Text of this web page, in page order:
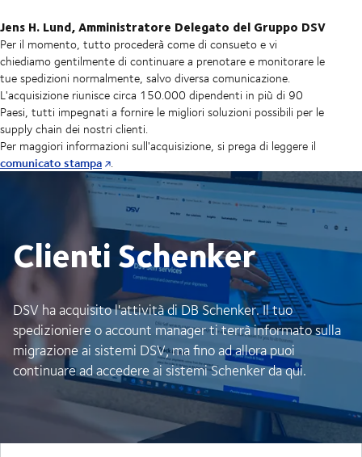
Jens H. Lund, Amministratore Delegato del Gruppo DSV
Per il momento, tutto procederà come di consueto e vi
chiediamo gentilmente di continuare a prenotare e monitorare le
tue spedizioni normalmente, salvo diversa comunicazione.
L'acquisizione riunisce circa 150.000 dipendenti in più di 90
Paesi, tutti impegnati a fornire le migliori soluzioni possibili per le
supply chain dei nostri clienti.
Per maggiori informazioni sull'acquisizione, si prega di leggere il
comunicato stampa .
Clienti Schenker
DSV ha acquisito l'attività di DB Schenker. Il tuo
spedizioniere o account manager ti terrà informato sulla
migrazione ai sistemi DSV, ma fino ad allora puoi
continuare ad accedere ai sistemi Schenker da qui.